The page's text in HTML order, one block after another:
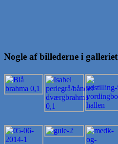
Nogle af billederne i galleriet